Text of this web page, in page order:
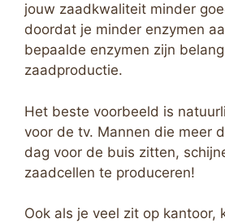
jouw zaadkwaliteit minder
doordat je minder enzymen
bepaalde enzymen zijn
zaadproductie.
Het beste voorbeeld is
voor de tv. Mannen die meer
dag voor de buis zitten,
zaadcellen te produceren!
Ook als je veel zit op kantoor,